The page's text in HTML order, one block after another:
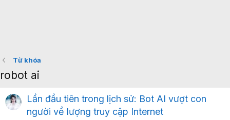
Từ khóa
robot ai
Lần đầu tiên trong lịch sử: Bot AI vượt con
người về lượng truy cập Internet